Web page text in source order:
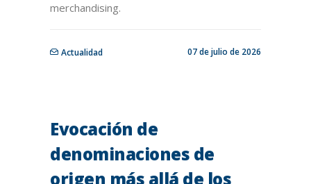
merchandising.
Actualidad 07 de julio de 2026
Evocación de
denominaciones de
origen más allá de los